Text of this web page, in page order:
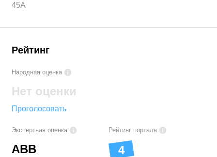
45А
Рейтинг
Народная оценка
Нет оценки
Проголосовать
Экспертная оценка
ABB
Рейтинг портала
4